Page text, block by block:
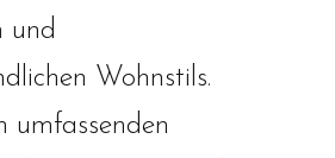
und
Wohnstils.
umfassenden